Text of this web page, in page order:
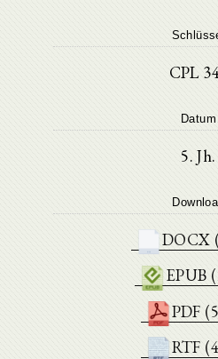
CPL
Datum
5. Jh.
DOCX
EPUB
PDF
RTF